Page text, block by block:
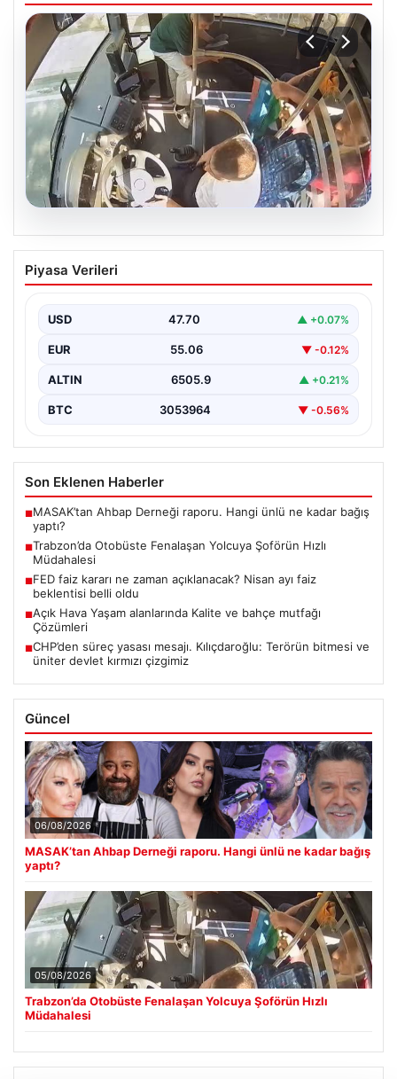
05.08.2026
Trabzon’da Otobüste Fenalaşan
Yolcuya Şoförün Hızlı Müdahalesi
yaşındaki yolcu Hasan Öner’in hayatı, şoför Sinan
Erdoğan’ın…
Piyasa Verileri
USD 47.70 ▲ +0.07%
EUR 55.06 ▼ -0.12%
ALTIN 6505.9 ▲ +0.21%
BTC 3053964 ▼ -0.56%
Son Eklenen Haberler
■MASAK’tan Ahbap Derneği raporu. Hangi ünlü ne kadar bağış
yaptı?
■Trabzon’da Otobüste Fenalaşan Yolcuya Şoförün Hızlı
Müdahalesi
■FED faiz kararı ne zaman açıklanacak? Nisan ayı faiz
beklentisi belli oldu
■Açık Hava Yaşam alanlarında Kalite ve bahçe mutfağı
Çözümleri
■CHP’den süreç yasası mesajı. Kılıçdaroğlu: Terörün bitmesi ve
üniter devlet kırmızı çizgimiz
Güncel
06/08/2026
MASAK’tan Ahbap Derneği raporu. Hangi ünlü ne kadar bağış
yaptı?
05/08/2026
Trabzon’da Otobüste Fenalaşan Yolcuya Şoförün Hızlı
Müdahalesi